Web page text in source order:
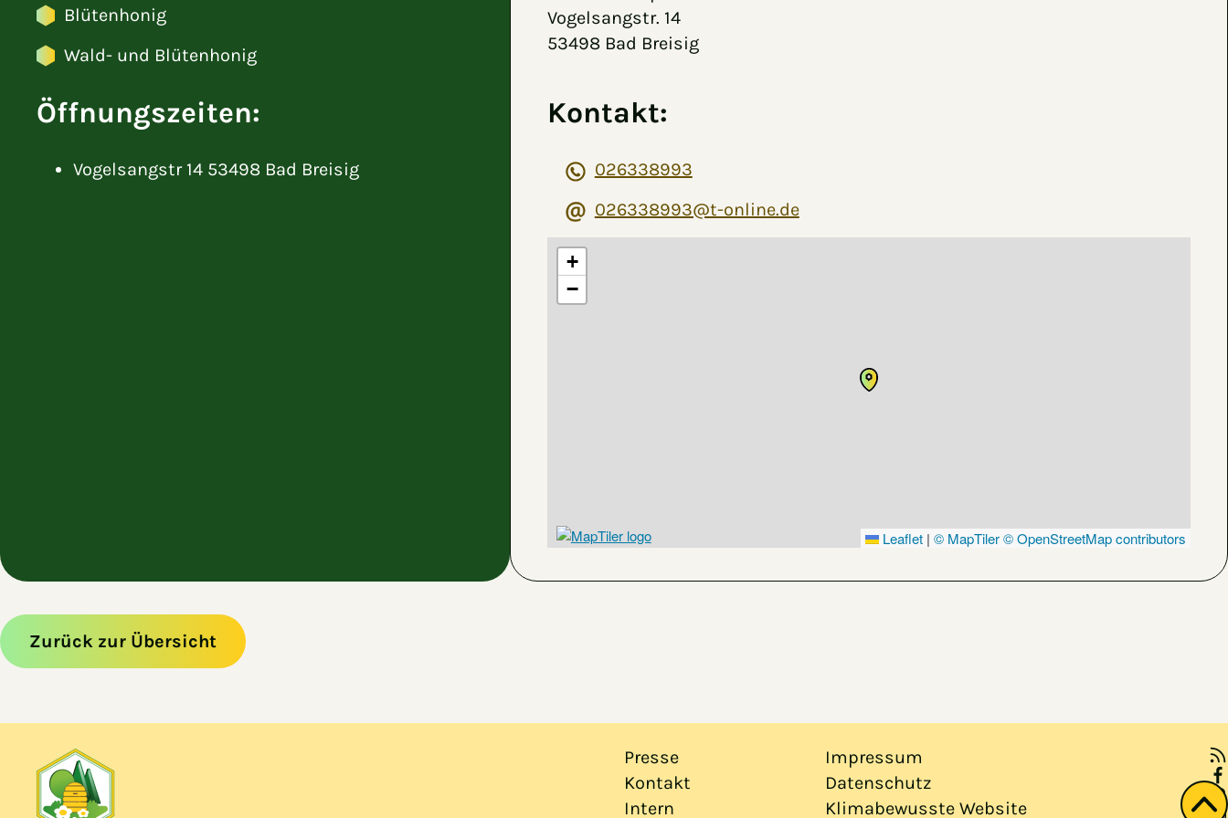
Blütenhonig
Wald- und Blütenhonig
Öffnungszeiten:
Vogelsangstr 14 53498 Bad Breisig
Vogelsangstr. 14
53498 Bad Breisig
Kontakt:
026338993
026338993@t-online.de
+
−
Leaflet | © MapTiler© OpenStreetMap contributors
Zurück zur Übersicht
Presse
Kontakt
Intern
Impressum
Datenschutz
Klimabewusste Website